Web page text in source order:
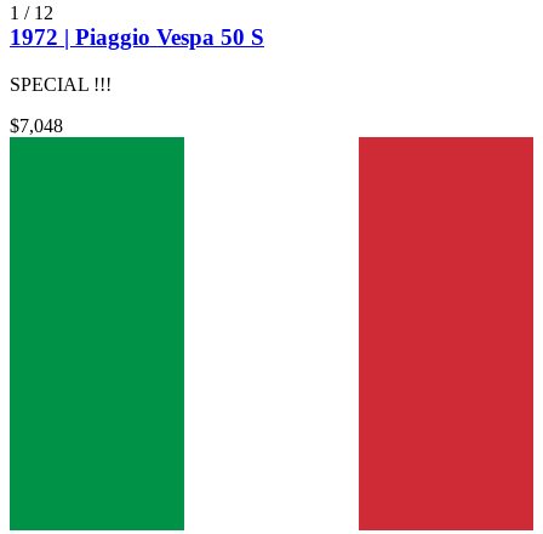
1 / 12
1972 | Piaggio Vespa 50 S
SPECIAL !!!
$7,048